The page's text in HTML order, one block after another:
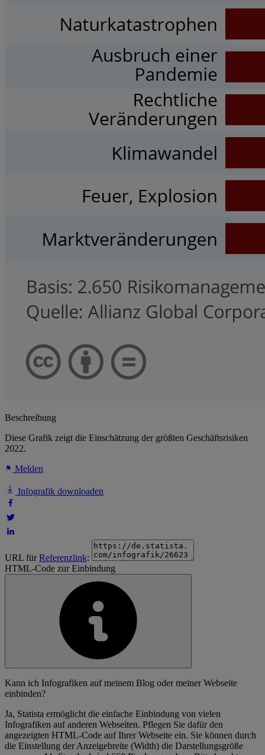
Beschreibung
Diese Grafik zeigt die Einschätzung der größten Geschäftsrisiken
2022.
Melden
Infografik downloaden
URL fürReferenzlink:
HTML-Code zur Einbindung
Kann ich Infografiken auf meinem Blog oder meiner Webseite
einbinden?
Ja, Statista ermöglicht die einfache Einbindung von vielen
Infografiken auf anderen Webseiten. Pflegen Sie dafür den
angezeigten HTML-Code auf Ihrer Webseite ein. Sie können durch
die Einstellung der Anzeigebreite (Width) die Darstellungsgröße